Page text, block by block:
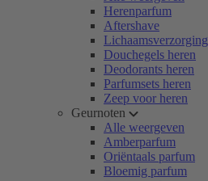
Herenparfum
Aftershave
Lichaamsverzorging
Douchegels heren
Deodorants heren
Parfumsets heren
Zeep voor heren
Geurnoten
Alle weergeven
Amberparfum
Oriëntaals parfum
Bloemig parfum